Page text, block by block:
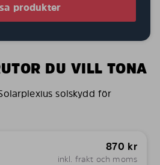
produkter
DU VILL TONA
solskydd för
870 kr
inkl. frakt och moms